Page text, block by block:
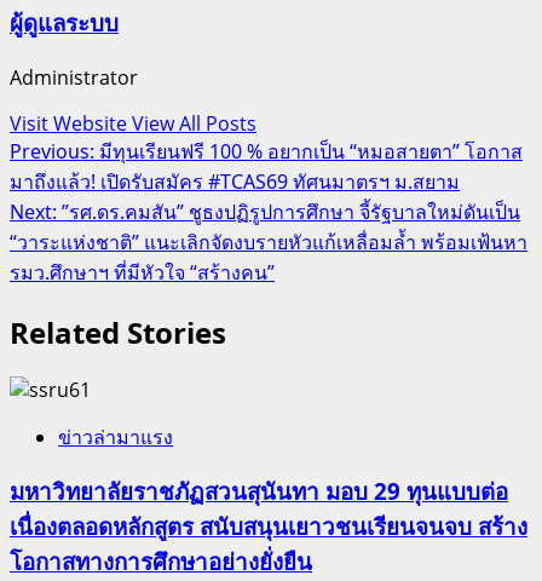
ผู้ดูแลระบบ
Administrator
Visit WebsiteView All Posts
Post
navigation
Previous: มีทุนเรียนฟรี 100 % อยากเป็น “หมอสายตา” โอกาส
มาถึงแล้ว! เปิดรับสมัคร #TCAS69 ทัศนมาตรฯ ม.สยาม
Next: ​”รศ.ดร.คมสัน” ชูธงปฏิรูปการศึกษา จี้รัฐบาลใหม่ดันเป็น
“วาระแห่งชาติ” แนะเลิกจัดงบรายหัวแก้เหลื่อมล้ำ พร้อมเฟ้นหา
รมว.ศึกษาฯ ที่มีหัวใจ “สร้างคน”
Related Stories
ข่าวล่ามาแรง
มหาวิทยาลัยราชภัฏสวนสุนันทา มอบ 29 ทุนแบบต่อ
เนื่องตลอดหลักสูตร สนับสนุนเยาวชนเรียนจนจบ สร้าง
โอกาสทางการศึกษาอย่างยั่งยืน